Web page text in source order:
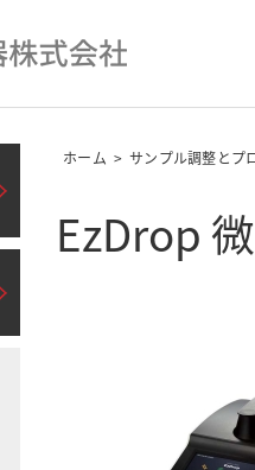
ホーム > サンプル調整とプ
EzDrop